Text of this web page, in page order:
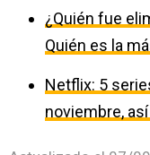
¿Quién fue
Quién es la
Netflix: 5
noviembre,